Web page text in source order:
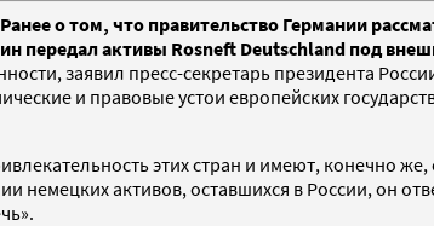
о том, что правительство Германии
передал активы Rosneft Deutschland под
заявил пресс-секретарь президента
и правовые устои европейских
этих стран и имеют, конечно же,
немецких активов, оставшихся в России, он